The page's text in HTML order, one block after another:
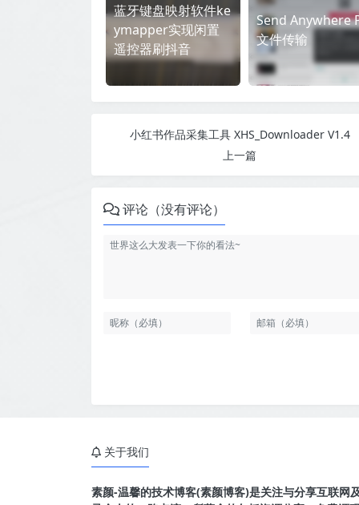
蓝牙键盘映射软件ke
ymapper实现闲置
遥控器刷抖音
Send Anywhere
文件传输
小红书作品采集工具 XHS_Downloader V1.4
上一篇
评论（没有评论）
关于我们
素颜-温馨的技术博客(素颜博客)是关注与分享互联网